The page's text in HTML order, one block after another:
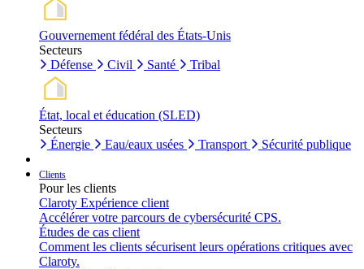
Gouvernement fédéral des États-Unis
Secteurs
Défense
Civil Santé Tribal
État, local et éducation (SLED)
Secteurs
Énergie
Eau/eaux usées Transport Sécurité publique
Clients
Pour les clients
Claroty Expérience client
Accélérer votre parcours de cybersécurité CPS.
Études de cas client
Comment les clients sécurisent leurs opérations critiques avec
Claroty.